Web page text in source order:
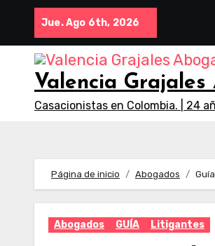
contenido
Jue. Ago 6th, 2026
Valencia Grajales
Casacionistas en Colombia. | 24
Página de inicio Abogados
Abogados GUÍA Litigantes